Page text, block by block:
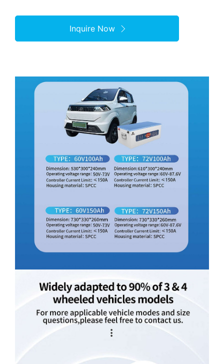
Inquire Now